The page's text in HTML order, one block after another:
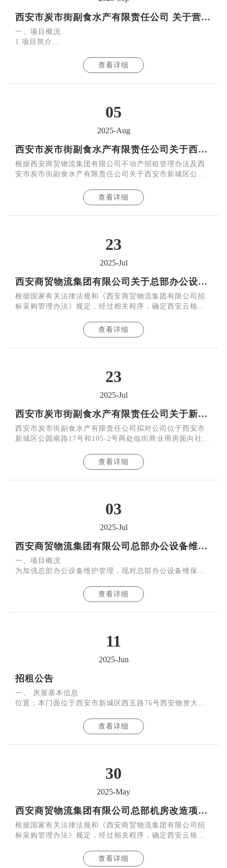
西安市炭市街副食水产有限责任公司 关于营业大楼玻璃幕墙加固维修及仿古琉璃瓦屋檐重新翻建项目的询比公告
一、项目概况
1.项目简介
层、局部四层及五层钢筋混凝土框架结构，建成于上世纪
70年代，后于1994年在
查看详细
05
2025-Aug
西安市炭市街副食水产有限责任公司关于西安市新城区公园南路17号、105-2号商业用房公开招租结果的公告
根据西安商贸物流集团有限公司不动产招租管理办法及西
安市炭市街副食水产有限责任公司关于西安市新城区公园
查看详细
23
2025-Jul
西安商贸物流集团有限公司关于总部办公设备维保服务项目询比采购结果的公告
根据国家有关法律法规和《西安商贸物流集团有限公司招
标采购管理办法》规定，经过相关程序，确定西安云格电
查看详细
23
2025-Jul
西安市炭市街副食水产有限责任公司关于新城区公园南路17号和105-2号临街商业用房公开招租的公告
西安市炭市街副食水产有限责任公司拟对公司位于西安市
新城区公园南路17号和105-2号两处临街商业用房面向社会
查看详细
03
2025-Jul
西安商贸物流集团有限公司总部办公设备维保服务项目询比公告
一、项目概况
为加强总部办公设备维护管理，现对总部办公设备维保服
查看详细
11
2025-Jun
招租公告
一、 房屋基本信息
位置：本门面位于西安市新城区西五路76号西安物资大厦
查看详细
30
2025-May
西安商贸物流集团有限公司总部机房改造项目询比结果公告
根据国家有关法律法规和《西安商贸物流集团有限公司招
标采购管理办法》规定，经过相关程序，确定西安云格电
查看详细